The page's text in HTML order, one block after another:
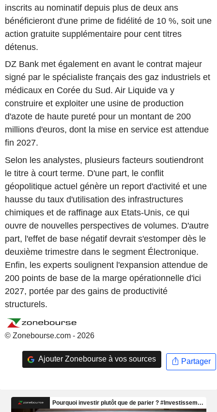
inscrits au nominatif depuis plus de deux ans
bénéficieront d'une prime de fidélité de 10 %, soit une
action gratuite supplémentaire pour cent titres
détenus.
DZ Bank met également en avant le contrat majeur
signé par le spécialiste français des gaz industriels et
médicaux en Corée du Sud. Air Liquide va y
construire et exploiter une usine de production
d'azote de haute pureté pour un montant de 200
millions d'euros, dont la mise en service est attendue
fin 2027.
Selon les analystes, plusieurs facteurs soutiendront
le titre à court terme. D'une part, le conflit
géopolitique actuel génère un report d'activité et une
hausse du taux d'utilisation des infrastructures
chimiques et de raffinage aux Etats-Unis, ce qui
ouvre de nouvelles perspectives de volumes. D'autre
part, l'effet de base négatif devrait s'estomper dès le
deuxième trimestre dans le segment Électronique.
Enfin, les experts soulignent l'expansion attendue de
200 points de base de la marge opérationnelle d'ici
2027, portée par des gains de productivité
structurels.
© Zonebourse.com - 2026
Ajouter Zonebourse à vos sources Partager